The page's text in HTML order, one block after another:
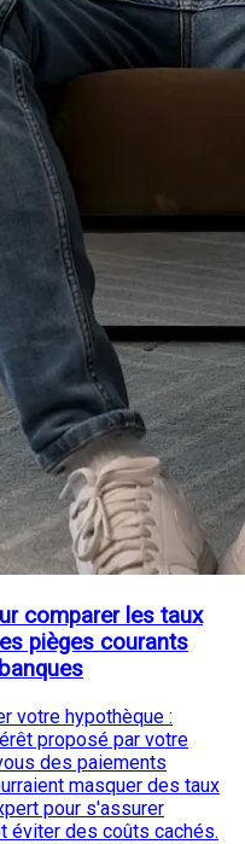
comparer les taux
pièges courants
votre hypothèque :
proposé par votre
des paiements
masquer des taux
pour s'assurer
éviter des coûts cachés.